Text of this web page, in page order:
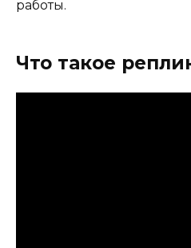
работы.
Что такое